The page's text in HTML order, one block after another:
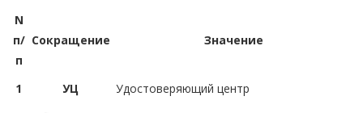
N
п/
п
Сокращение Значение
1 УЦ Удостоверяющий центр